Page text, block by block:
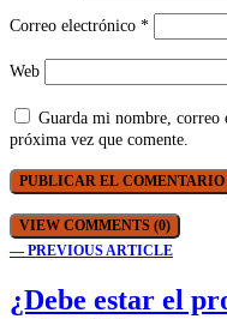
Correo electrónico *
Web
Guarda mi nombre, correo
próxima vez que comente.
VIEW COMMENTS (0)
— PREVIOUS ARTICLE
¿Debe estar el